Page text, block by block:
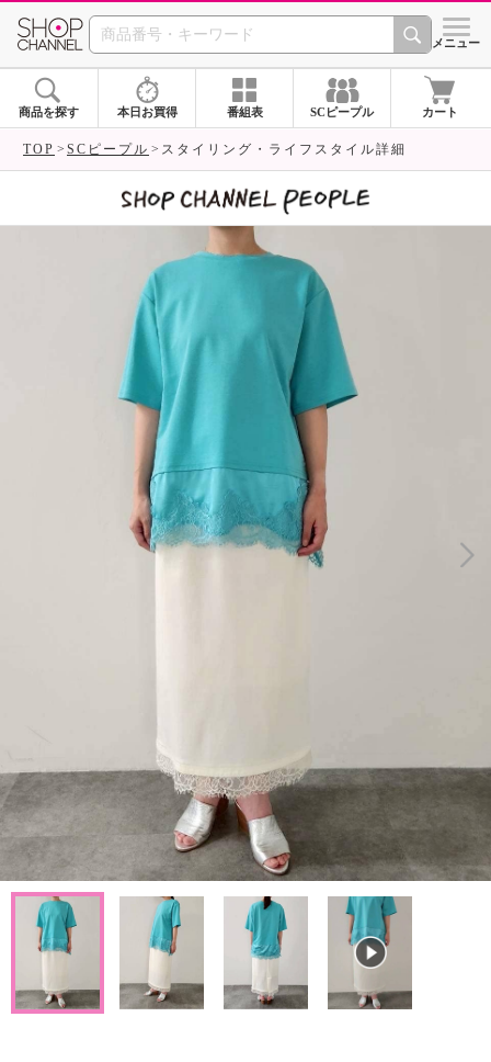
SHOP CHANNEL シメニュー
商品を探す 本日お買得 番組表 SCピープル カート
TOP SCピープル スタイリング・ライフスタイル詳細